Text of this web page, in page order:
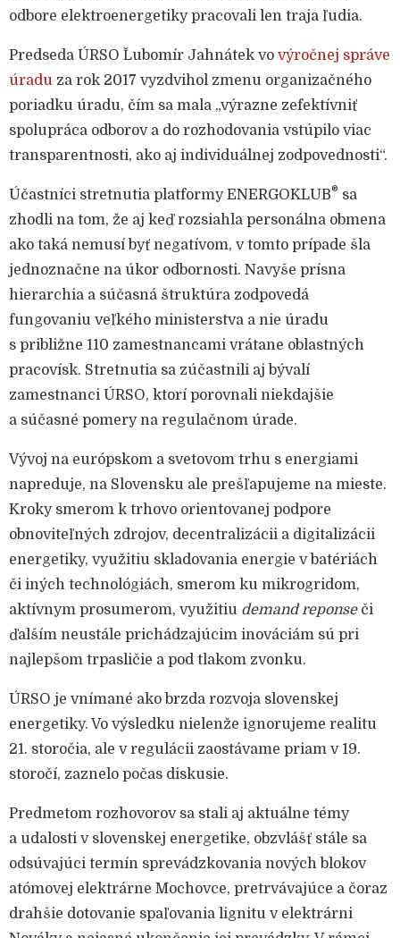
odbore elektroenergetiky pracovali len traja ľudia.
Predseda ÚRSO Ľubomír Jahnátek vo výročnej správe
úradu za rok 2017 vyzdvihol zmenu organizačného
poriadku úradu, čím sa mala „výrazne zefektívniť
spolupráca odborov a do rozhodovania vstúpilo viac
transparentnosti, ako aj individuálnej zodpovednosti“.
Účastníci stretnutia platformy ENERGOKLUB® sa
zhodli na tom, že aj keď rozsiahla personálna obmena
ako taká nemusí byť negatívom, v tomto prípade šla
jednoznačne na úkor odbornosti. Navyše prísna
hierarchia a súčasná štruktúra zodpovedá
fungovaniu veľkého ministerstva a nie úradu
s približne 110 zamestnancami vrátane oblastných
pracovísk. Stretnutia sa zúčastnili aj bývalí
zamestnanci ÚRSO, ktorí porovnali niekdajšie
a súčasné pomery na regulačnom úrade.
Vývoj na európskom a svetovom trhu s energiami
napreduje, na Slovensku ale prešľapujeme na mieste.
Kroky smerom k trhovo orientovanej podpore
obnoviteľných zdrojov, decentralizácii a digitalizácii
energetiky, využitiu skladovania energie v batériách
či iných technológiách, smerom ku mikrogridom,
aktívnym prosumerom, využitiu demand reponseči
ďalším neustále prichádzajúcim inováciám sú pri
najlepšom trpasličie a pod tlakom zvonku.
ÚRSO je vnímané ako brzda rozvoja slovenskej
energetiky. Vo výsledku nielenže ignorujeme realitu
21. storočia, ale v regulácii zaostávame priam v 19.
storočí, zaznelo počas diskusie.
Predmetom rozhovorov sa stali aj aktuálne témy
a udalosti v slovenskej energetike, obzvlášť stále sa
odsúvajúci termín sprevádzkovania nových blokov
atómovej elektrárne Mochovce, pretrvávajúce a čoraz
drahšie dotovanie spaľovania lignitu v elektrárni